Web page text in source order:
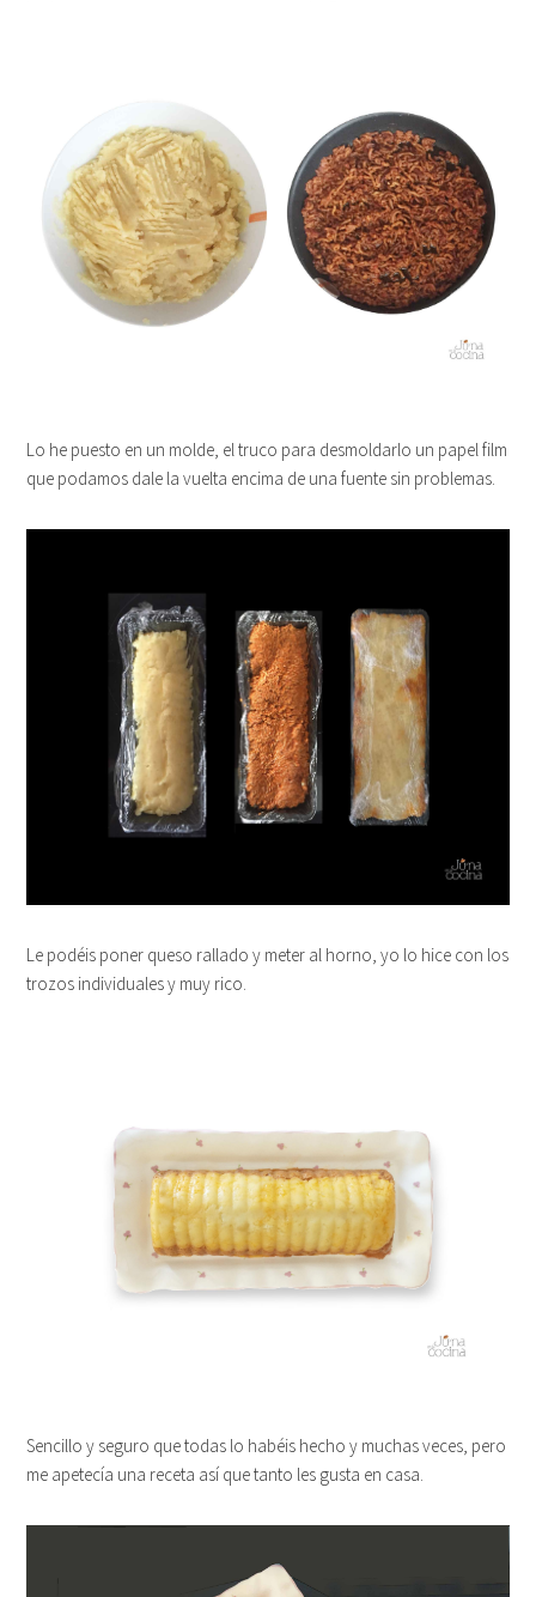
Lo he puesto en un molde, el truco para desmoldarlo un papel film
que podamos dale la vuelta encima de una fuente sin problemas.
Le podéis poner queso rallado y meter al horno, yo lo hice con los
trozos individuales y muy rico.
Sencillo y seguro que todas lo habéis hecho y muchas veces, pero
me apetecía una receta así que tanto les gusta en casa.